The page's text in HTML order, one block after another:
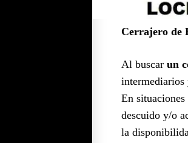
Cerrajero de
Al buscar un
intermediarios
En
descuido y/o
la